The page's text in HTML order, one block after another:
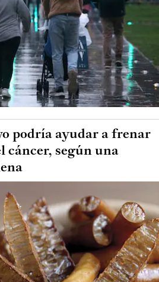
podría ayudar a frenar
cáncer, según una